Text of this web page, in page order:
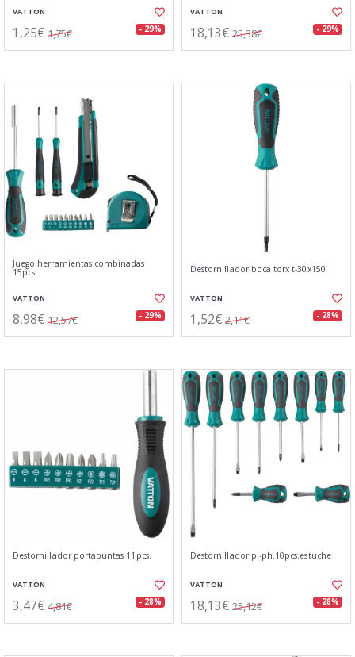
VATTON
1,25€ 1,75€ - 29%
VATTON
18,13€ 25,38€ - 29%
Juego herramientas combinadas
15pcs.
VATTON
8,98€ 12,57€ - 29%
Destornillador boca torx t-30x150
VATTON
1,52€ 2,11€ - 28%
Destornillador portapuntas 11pcs.
VATTON
3,47€ 4,81€ - 28%
Destornillador pl-ph.10pcs.estuche
VATTON
18,13€ 25,12€ - 28%